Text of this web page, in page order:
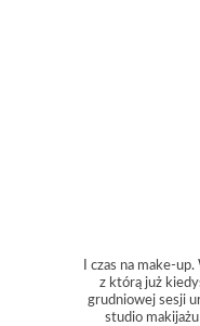
I czas na make-
z którą już
grudniowej sesji
studio